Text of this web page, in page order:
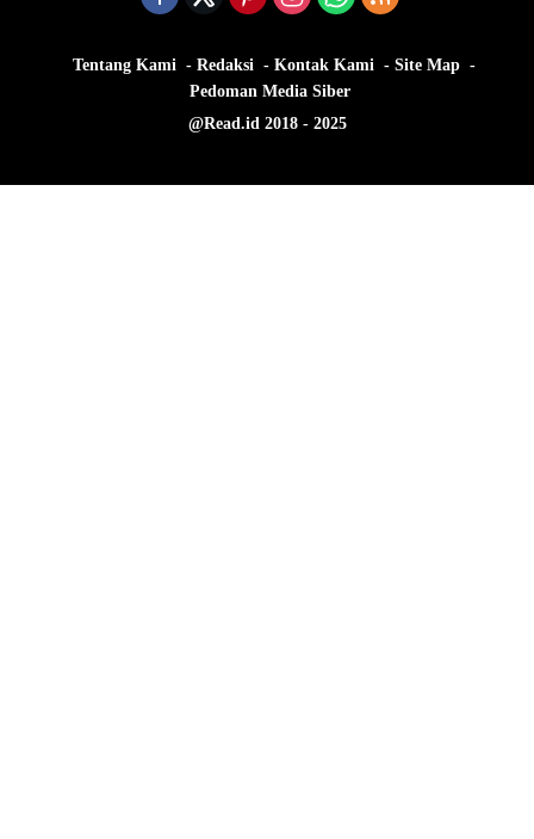
Tentang Kami Redaksi Kontak Kami
Site Map
Pedoman Media Siber
@Read.id 2018 - 2025